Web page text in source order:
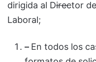
dirigida al Director
Laboral;
– En todos los